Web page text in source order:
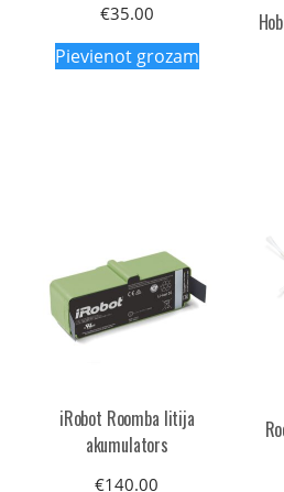
€35.00
Pievienot grozam
iRobot Roomba litija
akumulators
€140.00